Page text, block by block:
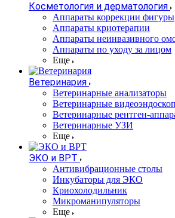
Косметология и дерматология
Аппараты коррекции фигуры
Аппараты криотерапии
Аппараты неинвазивного
Аппараты по уходу за лицом
Еще
Ветеринария
Ветеринарные анализаторы
Ветеринарные
Ветеринарные рентген-
Ветеринарные УЗИ
Еще
ЭКО и ВРТ
Антивибрационные столы
Инкубаторы для ЭКО
Криохолодильник
Микроманипуляторы
Еще